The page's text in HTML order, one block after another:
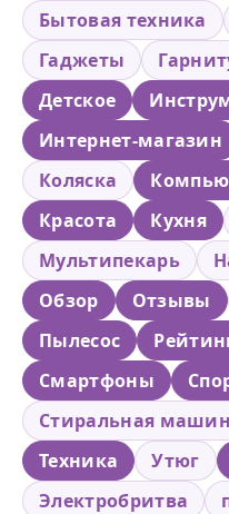
Бытовая техника
Гаджеты
Детское
Интернет-магазин
Коляска
Красота
Кухня
Мультипекарь
Обзор
Отзывы
Пылесос
Смартфоны
Стиральная
Техника
Утюг
Электробритва